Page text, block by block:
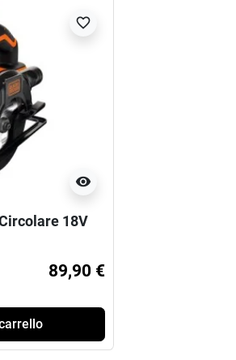
visibility
favorite_border
18V
89,90 €